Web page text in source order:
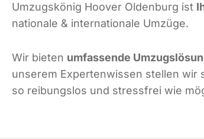
Umzugskönig Hoover Oldenburg ist
nationale & internationale Umzüge.
Wir bieten umfassende
unserem Expertenwissen stellen wir
so reibungslos und stressfrei wie